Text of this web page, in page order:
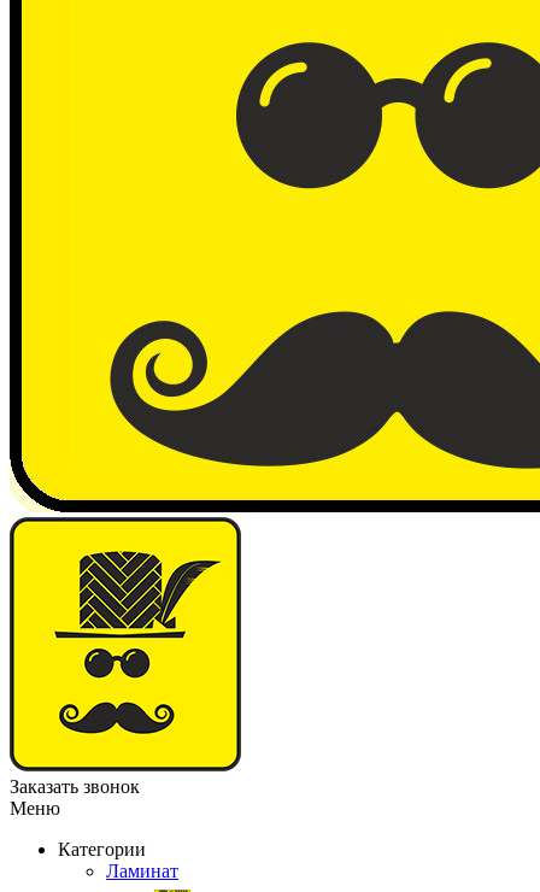
Заказать звонок
Меню
Категории
Ламинат